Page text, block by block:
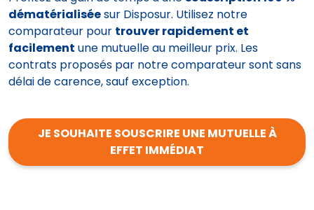
dématérialiséesur Disposur. Utilisez notre
comparateur pour trouver rapidement et
facilement une mutuelle au meilleur prix. Les
contrats proposés par notre comparateur sont sans
délai de carence, sauf exception.
JE SOUHAITE SOUSCRIRE UNE MUTUELLE À
EFFET IMMÉDIAT